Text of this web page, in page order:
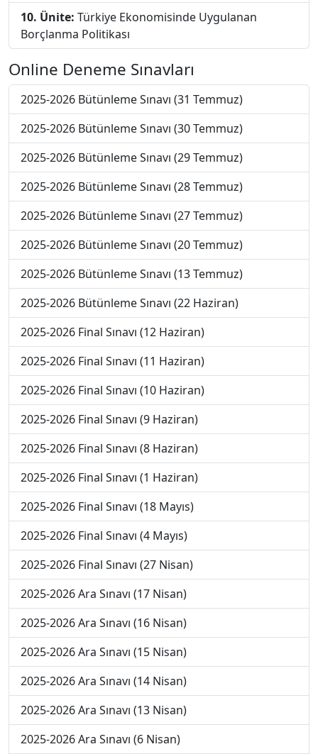
10. Ünite: Türkiye Ekonomisinde Uygulanan
Borçlanma Politikası
Online Deneme Sınavları
2025-2026 Bütünleme Sınavı (31 Temmuz)
2025-2026 Bütünleme Sınavı (30 Temmuz)
2025-2026 Bütünleme Sınavı (29 Temmuz)
2025-2026 Bütünleme Sınavı (28 Temmuz)
2025-2026 Bütünleme Sınavı (27 Temmuz)
2025-2026 Bütünleme Sınavı (20 Temmuz)
2025-2026 Bütünleme Sınavı (13 Temmuz)
2025-2026 Bütünleme Sınavı (22 Haziran)
2025-2026 Final Sınavı (12 Haziran)
2025-2026 Final Sınavı (11 Haziran)
2025-2026 Final Sınavı (10 Haziran)
2025-2026 Final Sınavı (9 Haziran)
2025-2026 Final Sınavı (8 Haziran)
2025-2026 Final Sınavı (1 Haziran)
2025-2026 Final Sınavı (18 Mayıs)
2025-2026 Final Sınavı (4 Mayıs)
2025-2026 Final Sınavı (27 Nisan)
2025-2026 Ara Sınavı (17 Nisan)
2025-2026 Ara Sınavı (16 Nisan)
2025-2026 Ara Sınavı (15 Nisan)
2025-2026 Ara Sınavı (14 Nisan)
2025-2026 Ara Sınavı (13 Nisan)
2025-2026 Ara Sınavı (6 Nisan)